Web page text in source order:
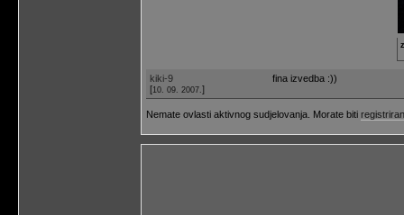
kiki-9
[10. 09. 2007. ]
fina izvedba :))
Nemate ovlasti aktivnog sudjelovanja. Morate biti